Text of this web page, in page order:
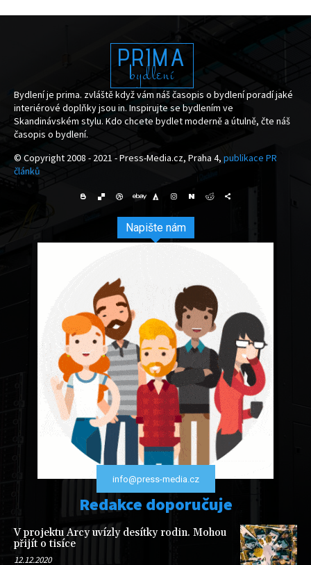
PRIMA
bydlení
Bydlení je prima. zvláště když vám náš časopis o bydlení poradí jaké
interiérové doplňky jsou in. Inspirujte se bydlením ve
Skandinávském stylu. Kdo chcete bydlet moderně a útulně, čte náš
časopis o bydlení.
© Copyright 2008 - 2021 - Press-Media.cz, Praha 4, publikace PR
článků
Napište nám
info@press-media.cz
Redakce doporučuje
V projektu Arcy uvízly desítky rodin. Mohou
přijít o tisíce
12.12.2020